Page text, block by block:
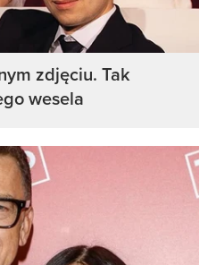
zdjęciu. Tak
wesela